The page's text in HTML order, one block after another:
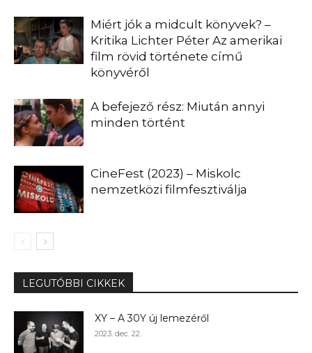
Miért jók a midcult könyvek? –
Kritika Lichter Péter Az amerikai
film rövid története című
könyvéről
A befejező rész: Miután annyi
minden történt
CineFest (2023) – Miskolc
nemzetközi filmfesztiválja
LEGUTÓBBI CIKKEK
XY – A 30Y új lemezéről
2023. dec. 22.